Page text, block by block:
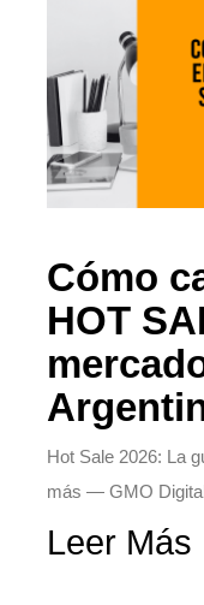
Cómo
HOT
Hot Sale 2026: La
más — GMO
Leer Más